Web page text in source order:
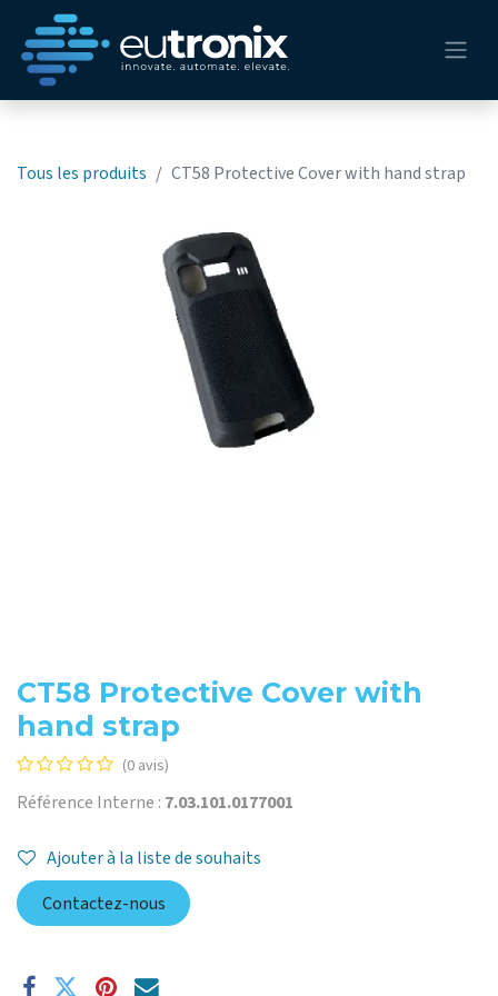
Tous les produits CT58 Protective Cover with hand strap
CT58 Protective Cover with
hand strap
(0 avis)
Référence Interne : 7.03.101.0177001
Ajouter à la liste de souhaits
Contactez-nous